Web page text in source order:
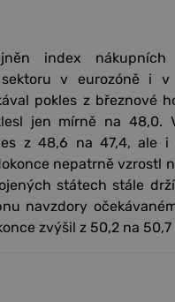
index nákupních
sektoru v eurozóně i v
pokles z březnové
jen mírně na 48,0.
z 48,6 na 47,4, ale i
nepatrně vzrostl
státech stále
navzdory
zvýšil z 50,2 na 50,7